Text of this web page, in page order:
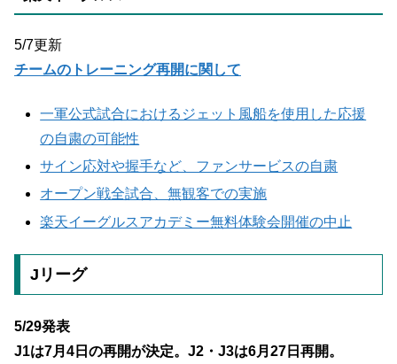
5/7更新
チームのトレーニング再開に関して
一軍公式試合におけるジェット風船を使用した応援
の自粛の可能性
サイン応対や握手など、ファンサービスの自粛
オープン戦全試合、無観客での実施
楽天イーグルスアカデミー無料体験会開催の中止
Jリーグ
5/29発表
J1は7月4日の再開が決定。J2・J3は6月27日再開。